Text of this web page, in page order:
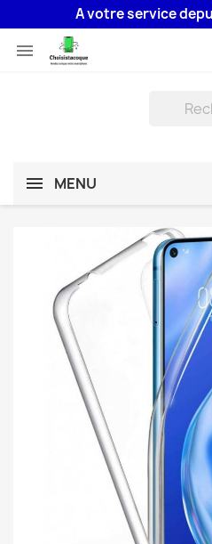
A votre service

MENU